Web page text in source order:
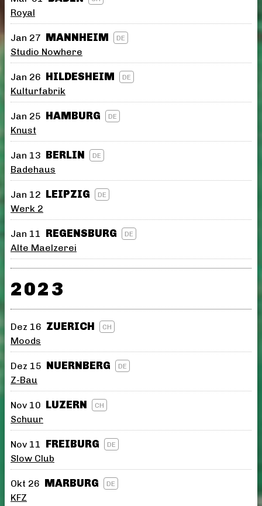
Royal
Jan 27 DE
MANNHEIM
Studio Nowhere
Jan 26 DE
HILDESHEIM
Kulturfabrik
Jan 25 DE
HAMBURG
Knust
Jan 13 DE
BERLIN
Badehaus
Jan 12 DE
LEIPZIG
Werk 2
Jan 11 DE
REGENSBURG
Alte Maelzerei
2023
Dez 16 CH
ZUERICH
Moods
Dez 15 DE
NUERNBERG
Z-Bau
Nov 10 CH
LUZERN
Schuur
Nov 11 DE
FREIBURG
Slow Club
Okt 26 DE
MARBURG
KFZ